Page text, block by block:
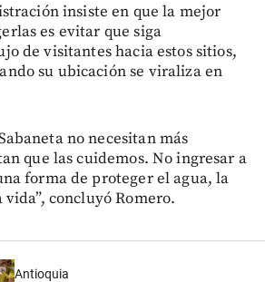
insiste en que la mejor
es evitar que siga
de visitantes hacia estos sitios,
su ubicación se viraliza en
no necesitan más
que las cuidemos. No ingresar a
forma de proteger el agua, la
concluyó Romero.
Antioquia